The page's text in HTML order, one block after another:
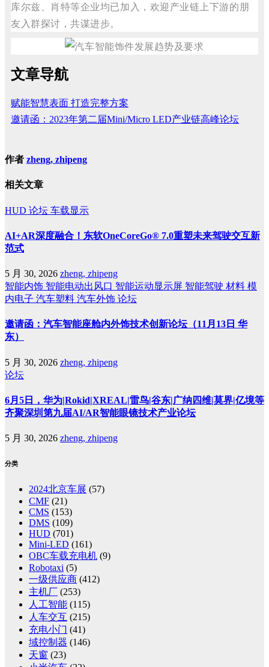
库尔兹、肖特等企业均已加入，欢迎产业链上下游的朋
友入群探讨，共谋进步。
文章导航
赋能智慧表面 打造完整方案
邀请函：2023年第二届Mini/Micro LED产业链高峰论坛
作者 zheng, zhipeng
相关文章
HUD 论坛 车载显示
AI+AR深度融合！东软OneCoreGo® 7.0重塑未来驾驶交互新
范式
5 月 30, 2026 zheng, zhipeng
智能内饰 智能电动出风口 智能运动显示屏 智能驾驶 材料 模
内电子 汽车塑料 汽车外饰 论坛
邀请函：汽车智能座舱内外饰技术创新论坛（11月13日 华
东）
5 月 30, 2026 zheng, zhipeng
论坛
6月5日，华为|Rokid|XREAL|雷鸟|谷东|广纳四维|莫界|亿境等
齐聚深圳第九届AI/AR智能眼镜技术产业论坛
5 月 30, 2026 zheng, zhipeng
分类
2024北京车展 (57)
CMF (21)
CMS (153)
DMS (109)
HUD (701)
Mini-LED (161)
OBC车载充电机 (9)
Robotaxi (5)
一级供应商 (412)
主机厂 (253)
人工智能 (115)
人车交互 (215)
充电小门 (41)
域控制器 (146)
天窗 (23)